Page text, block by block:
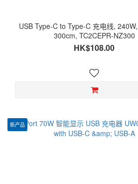
USB Type-C to Type-C 充电线,
300cm, TC2CEPR-NZ300
HK$108.00
新产品